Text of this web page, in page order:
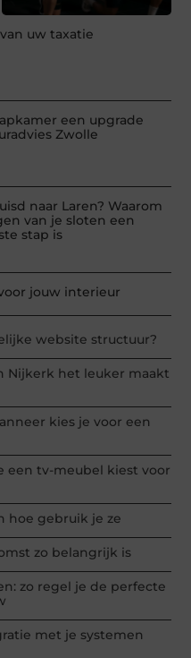
uw taxatie
een upgrade
Zwolle
naar Laren? Waarom
van je sloten een
stap is
jouw interieur
website structuur?
Nijkerk het leuker maakt
kies je voor een
een tv-meubel kiest voor
hoe gebruik je ze
zo belangrijk is
zo regel je de perfecte
met je systemen